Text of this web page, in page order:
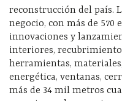
reconstrucción del país.
negocio, con más de 570
innovaciones y
interiores,
herramientas,
energética, ventanas,
más de 34 mil metros